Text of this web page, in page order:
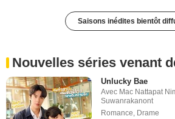
Saisons inédites bientôt
Nouvelles séries venant
Unlucky Bae
Avec Mac Nattapat
Suwanrakanont
Romance, Drame